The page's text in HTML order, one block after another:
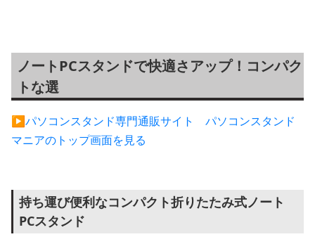
ノートPCスタンドで快適さアップ！コンパク
トな選
▶︎パソコンスタンド専門通販サイト パソコンスタンド
マニアのトップ画面を見る
持ち運び便利なコンパクト折りたたみ式ノート
PCスタンド